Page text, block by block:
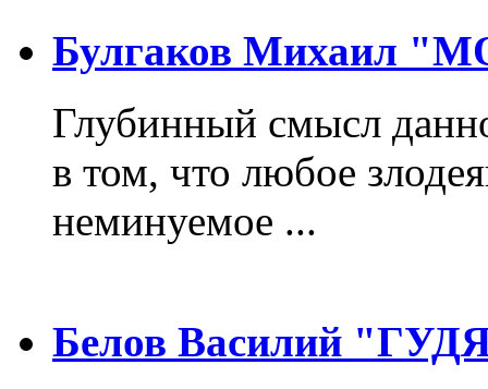
Булгаков Михаил
Глубинный смысл
в том, что любое
неминуемое ...
Белов Василий